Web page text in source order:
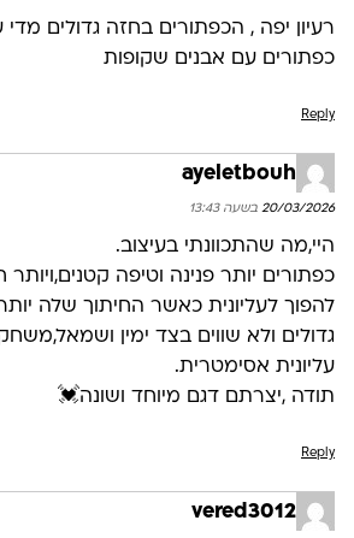
רעיון יפה , הכפתורים בחזה גדולים מדי
כפתורים עם אבנים שקופות
Reply
ayeletbouh
20/03/2026 בשעה 13:43
היי,מה שהתכוונתי בעיצוב.
כפתורים יותר פנינה וטיפה קטנים,ויותר
להפוך לעליונית כאשר החיתוך שלה
גדולים ולא שווים בצד ימין
עליונית אסימטרית.
תודה ,יצרתם דגם מיוחד ושונה💓
Reply
vered3012